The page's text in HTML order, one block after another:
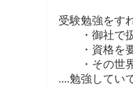
受験勉強をす
・御社で扱
・資格を要
・その世界(
....勉強してい